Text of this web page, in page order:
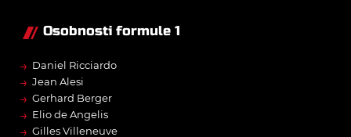
Osobnosti formule 1
→ Daniel Ricciardo
→ Jean Alesi
→ Gerhard Berger
→ Elio de Angelis
→ Gilles Villeneuve